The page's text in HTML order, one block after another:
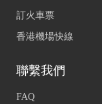
訂火車票
香港機場快線
聯繫我們
FAQ